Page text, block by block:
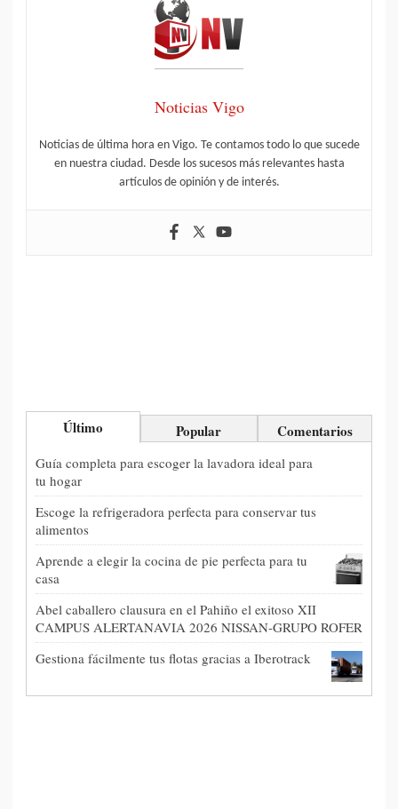
Noticias Vigo
Noticias de última hora en Vigo. Te contamos todo lo que sucede
en nuestra ciudad. Desde los sucesos más relevantes hasta
artículos de opinión y de interés.
Último Popular Comentarios
Guía completa para escoger la lavadora ideal para
tu hogar
Escoge la refrigeradora perfecta para conservar tus
alimentos
Aprende a elegir la cocina de pie perfecta para tu
casa
Abel caballero clausura en el Pahiño el exitoso XII
CAMPUS ALERTANAVIA 2026 NISSAN-GRUPO ROFER
Gestiona fácilmente tus flotas gracias a Iberotrack